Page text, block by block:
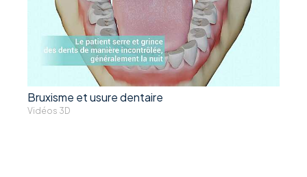
Bruxisme et usure dentaire
Vidéos 3D